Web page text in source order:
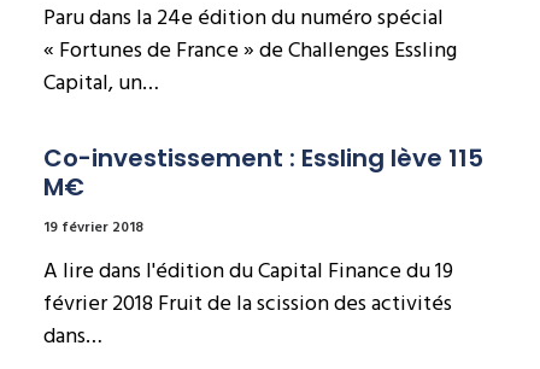
Paru dans la 24e édition du numéro spécial
« Fortunes de France » de Challenges Essling
Capital, un…
Co-investissement : Essling lève 115
M€
19 février 2018
A lire dans l'édition du Capital Finance du 19
février 2018 Fruit de la scission des activités
dans…